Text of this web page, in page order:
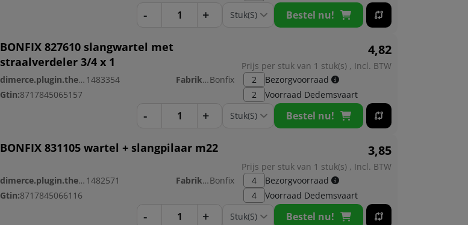
- + Bestel nu!
BONFIX 827610 slangwartel met
straalverdeler 3/4 x 1
4,82
Prijs per stuk van 1 stuk(s) , Incl. BTW
dimerce.plugin.theme.productnr: 1483354 Fabrikant:Bonfix
Gtin:8717845065157
2
Bezorgvoorraad
2
Voorraad Dedemsvaart
- + Bestel nu!
BONFIX 831105 wartel + slangpilaar m22 3,85
Prijs per stuk van 1 stuk(s) , Incl. BTW
dimerce.plugin.theme.productnr: 1482571 Fabrikant:Bonfix
Gtin:8717845066116
4
Bezorgvoorraad
4
Voorraad Dedemsvaart
- + Bestel nu!